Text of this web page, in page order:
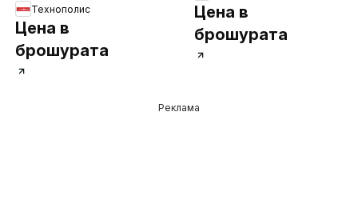
Технополис
Цена в
брошурата
Цена в
брошурата
Реклама